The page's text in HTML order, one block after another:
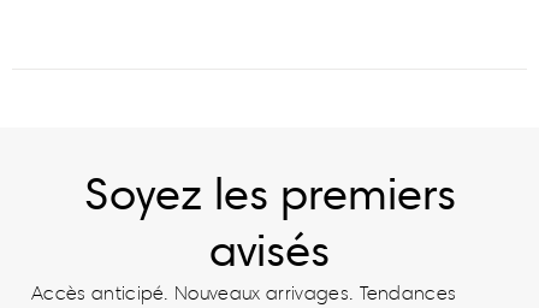
Soyez les premiers
avisés
Accès anticipé. Nouveaux arrivages. Tendances